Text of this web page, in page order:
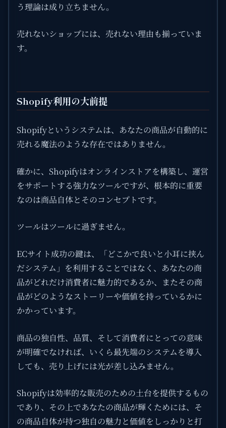
う理論は成り立ちません。
売れないショップには、売れない理由も揃っていま
す。
Shopify利用の大前提
Shopifyというシステムは、あなたの商品が自動的に
売れる魔法のような存在ではありません。
確かに、Shopifyはオンラインストアを構築し、運営
をサポートする強力なツールですが、根本的に重要
なのは商品自体とそのコンセプトです。
ツールはツールに過ぎません。
ECサイト成功の鍵は、「どこかで良いと小耳に挟ん
だシステム」を利用することではなく、あなたの商
品がどれだけ消費者に魅力的であるか、またその商
品がどのようなストーリーや価値を持っているかに
かかっています。
商品の独自性、品質、そして消費者にとっての意味
が明確でなければ、いくら最先端のシステムを導入
しても、売り上げには光が差し込みません。
Shopifyは効率的な販売のための土台を提供するもの
であり、その上であなたの商品が輝くためには、そ
の商品自体が持つ独自の魅力と価値をしっかりと打